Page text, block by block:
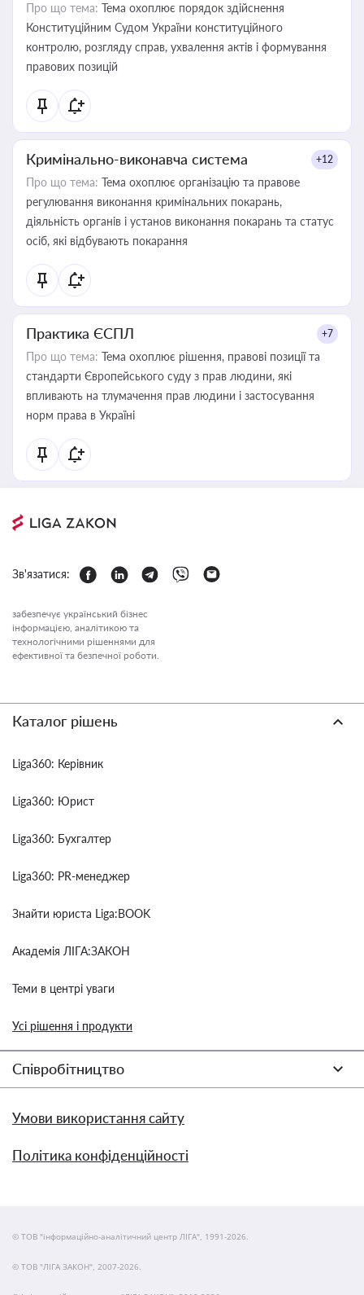
Про що тема: Тема охоплює порядок здійснення
Конституційним Судом України конституційного
контролю, розгляду справ, ухвалення актів і формування
правових позицій
Кримінально-виконавча система +12
Про що тема: Тема охоплює організацію та правове
регулювання виконання кримінальних покарань,
діяльність органів і установ виконання покарань та статус
осіб, які відбувають покарання
Практика ЄСПЛ +7
Про що тема: Тема охоплює рішення, правові позиції та
стандарти Європейського суду з прав людини, які
впливають на тлумачення прав людини і застосування
норм права в Україні
Зв'язатися:
забезпечує український бізнес
інформацією, аналітикою та
технологічними рішеннями для
ефективної та безпечної роботи.
Каталог рішень
Liga360: Керівник
Liga360: Юрист
Liga360: Бухгалтер
Liga360: PR-менеджер
Знайти юриста Liga:BOOK
Академія ЛІГА:ЗАКОН
Теми в центрі уваги
Усі рішення і продукти
Співробітництво
Умови використання сайту
Політика конфіденційності
© ТОВ "інформаційно-аналітичний центр ЛІГА", 1991-2026.
© ТОВ "ЛІГА ЗАКОН", 2007-2026.